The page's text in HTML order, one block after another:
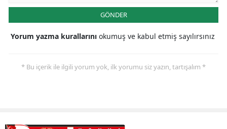
Samsun
GÖNDER
Yorum yazma kurallarını okumuş ve kabul etmiş sayılırsınız
* Bu içerik ile ilgili yorum yok, ilk yorumu siz yazın, tartışalım *